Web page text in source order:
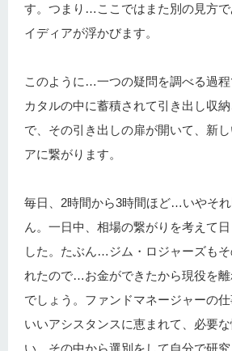
す。つまり…ここではまた別の見方
イディアが浮かびます。
このように…一つの疑問を調べる過
カタルの中に蓄積されて引き出し収
で、その引き出しの扉が開いて、新
アに繋がります。
毎日、2時間から3時間ほど…いやそ
ん。一日中、相場の繋がりを考えて
した。たぶん…ジム・ロジャーズも
れたので…お金ができたから現役を
でしょう。ファンドマネージャーの仕
いいアシスタンスに恵まれて、必要
い…その中から選別をして自分で研究